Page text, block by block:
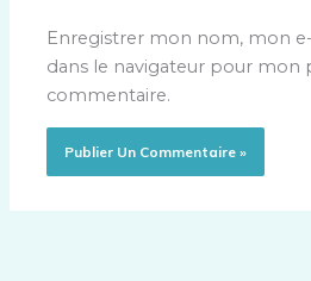
Enregistrer mon nom, mon
dans le navigateur pour mon
commentaire.